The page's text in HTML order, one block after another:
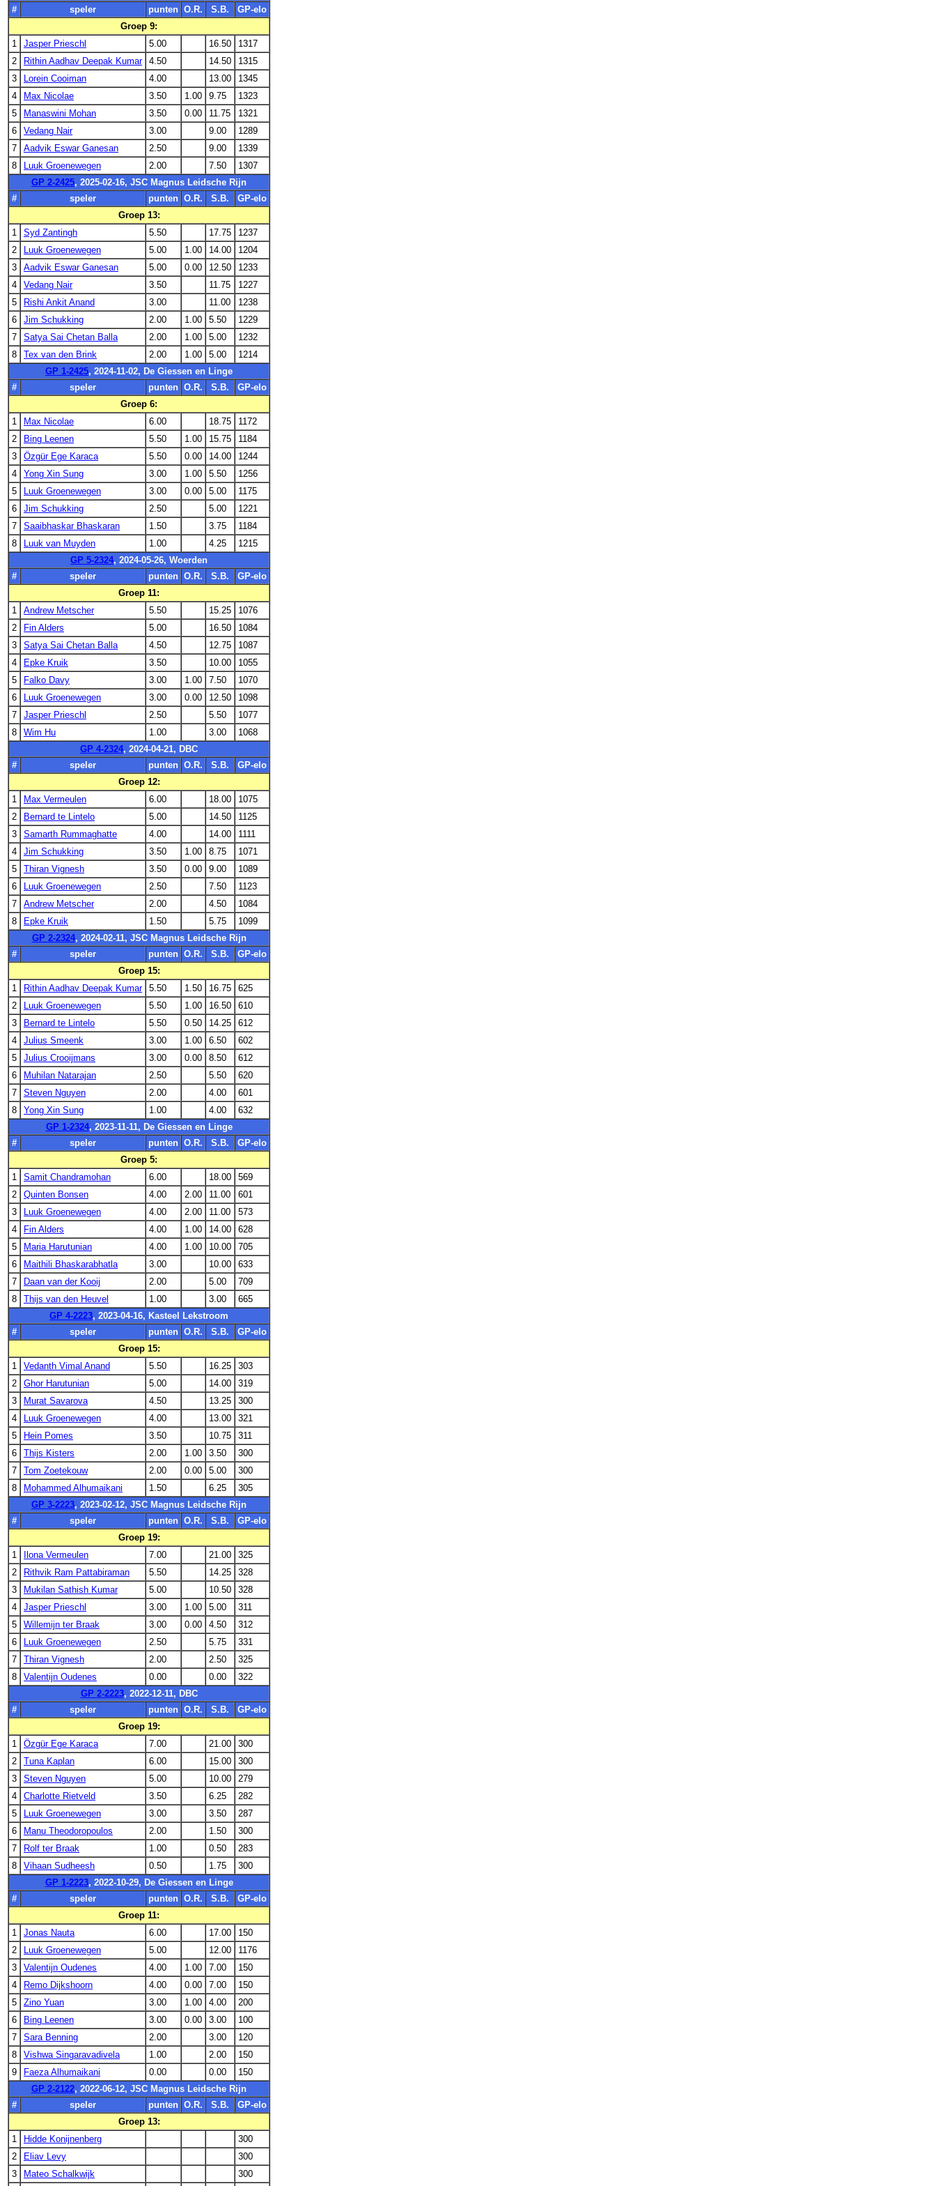
#
speler punten O.R. S.B.
GP-elo
Groep 9:
1
Jasper Prieschl 5.00 16.50
1317
2
Rithin Aadhav Deepak Kumar 4.50 14.50
1315
3
Lorein Cooiman 4.00 13.00
1345
4
Max Nicolae 3.50 1.00 9.75
1323
5
Manaswini Mohan 3.50 0.00 11.75
1321
6
Vedang Nair 3.00 9.00
1289
7
Aadvik Eswar Ganesan 2.50 9.00
1339
8
Luuk Groenewegen 2.00 7.50
1307
GP 2-2425, 2025-02-16, JSC Magnus Leidsche Rijn
#
speler punten O.R. S.B.
GP-elo
Groep 13:
1
Syd Zantingh 5.50 17.75
1237
2
Luuk Groenewegen 5.00 1.00 14.00
1204
3
Aadvik Eswar Ganesan 5.00 0.00 12.50
1233
4
Vedang Nair 3.50 11.75
1227
5
Rishi Ankit Anand 3.00 11.00
1238
6
Jim Schukking 2.00 1.00 5.50
1229
7
Satya Sai Chetan Balla 2.00 1.00 5.00
1232
8
Tex van den Brink 2.00 1.00 5.00
1214
GP 1-2425, 2024-11-02, De Giessen en Linge
#
speler punten O.R. S.B.
GP-elo
Groep 6:
1
Max Nicolae 6.00 18.75
1172
2
Bing Leenen 5.50 1.00 15.75
1184
3
Özgür Ege Karaca 5.50 0.00 14.00
1244
4
Yong Xin Sung 3.00 1.00 5.50
1256
5
Luuk Groenewegen 3.00 0.00 5.00
1175
6
Jim Schukking 2.50 5.00
1221
7
Saaibhaskar Bhaskaran 1.50 3.75
1184
8
Luuk van Muyden 1.00 4.25
1215
GP 5-2324, 2024-05-26, Woerden
#
speler punten O.R. S.B.
GP-elo
Groep 11:
1
Andrew Metscher 5.50 15.25
1076
2
Fin Alders 5.00 16.50
1084
3
Satya Sai Chetan Balla 4.50 12.75
1087
4
Epke Kruik 3.50 10.00
1055
5
Falko Davy 3.00 1.00 7.50
1070
6
Luuk Groenewegen 3.00 0.00 12.50
1098
7
Jasper Prieschl 2.50 5.50
1077
8
Wim Hu 1.00 3.00
1068
GP 4-2324, 2024-04-21, DBC
#
speler punten O.R. S.B.
GP-elo
Groep 12:
1
Max Vermeulen 6.00 18.00
1075
2
Bernard te Lintelo 5.00 14.50
1125
3
Samarth Rummaghatte 4.00 14.00
1111
4
Jim Schukking 3.50 1.00 8.75
1071
5
Thiran Vignesh 3.50 0.00 9.00
1089
6
Luuk Groenewegen 2.50 7.50
1123
7
Andrew Metscher 2.00 4.50
1084
8
Epke Kruik 1.50 5.75
1099
GP 2-2324, 2024-02-11, JSC Magnus Leidsche Rijn
#
speler punten O.R. S.B.
GP-elo
Groep 15:
1
Rithin Aadhav Deepak Kumar 5.50 1.50 16.75
625
2
Luuk Groenewegen 5.50 1.00 16.50
610
3
Bernard te Lintelo 5.50 0.50 14.25
612
4
Julius Smeenk 3.00 1.00 6.50
602
5
Julius Crooijmans 3.00 0.00 8.50
612
6
Muhilan Natarajan 2.50 5.50
620
7
Steven Nguyen 2.00 4.00
601
8
Yong Xin Sung 1.00 4.00
632
GP 1-2324, 2023-11-11, De Giessen en Linge
#
speler punten O.R. S.B.
GP-elo
Groep 5:
1
Samit Chandramohan 6.00 18.00
569
2
Quinten Bonsen 4.00 2.00 11.00
601
3
Luuk Groenewegen 4.00 2.00 11.00
573
4
Fin Alders 4.00 1.00 14.00
628
5
Maria Harutunian 4.00 1.00 10.00
705
6
Maithili Bhaskarabhatla 3.00 10.00
633
7
Daan van der Kooij 2.00 5.00
709
8
Thijs van den Heuvel 1.00 3.00
665
GP 4-2223, 2023-04-16, Kasteel Lekstroom
#
speler punten O.R. S.B.
GP-elo
Groep 15:
1
Vedanth Vimal Anand 5.50 16.25
303
2
Ghor Harutunian 5.00 14.00
319
3
Murat Savarova 4.50 13.25
300
4
Luuk Groenewegen 4.00 13.00
321
5
Hein Pomes 3.50 10.75
311
6
Thijs Kisters 2.00 1.00 3.50
300
7
Tom Zoetekouw 2.00 0.00 5.00
300
8
Mohammed Alhumaikani 1.50 6.25
305
GP 3-2223, 2023-02-12, JSC Magnus Leidsche Rijn
#
speler punten O.R. S.B.
GP-elo
Groep 19:
1
Ilona Vermeulen 7.00 21.00
325
2
Rithvik Ram Pattabiraman 5.50 14.25
328
3
Mukilan Sathish Kumar 5.00 10.50
328
4
Jasper Prieschl 3.00 1.00 5.00
311
5
Willemijn ter Braak 3.00 0.00 4.50
312
6
Luuk Groenewegen 2.50 5.75
331
7
Thiran Vignesh 2.00 2.50
325
8
Valentijn Oudenes 0.00 0.00
322
GP 2-2223, 2022-12-11, DBC
#
speler punten O.R. S.B.
GP-elo
Groep 19:
1
Özgür Ege Karaca 7.00 21.00
300
2
Tuna Kaplan 6.00 15.00
300
3
Steven Nguyen 5.00 10.00
279
4
Charlotte Rietveld 3.50 6.25
282
5
Luuk Groenewegen 3.00 3.50
287
6
Manu Theodoropoulos 2.00 1.50
300
7
Rolf ter Braak 1.00 0.50
283
8
Vihaan Sudheesh 0.50 1.75
300
GP 1-2223, 2022-10-29, De Giessen en Linge
#
speler punten O.R. S.B.
GP-elo
Groep 11:
1
Jonas Nauta 6.00 17.00
150
2
Luuk Groenewegen 5.00 12.00
1176
3
Valentijn Oudenes 4.00 1.00 7.00
150
4
Remo Dijkshoorn 4.00 0.00 7.00
150
5
Zino Yuan 3.00 1.00 4.00
200
6
Bing Leenen 3.00 0.00 3.00
100
7
Sara Benning 2.00 3.00
120
8
Vishwa Singaravadivela 1.00 2.00
150
9
Faeza Alhumaikani 0.00 0.00
150
GP 2-2122, 2022-06-12, JSC Magnus Leidsche Rijn
#
speler punten O.R. S.B.
GP-elo
Groep 13:
1
Hidde Konijnenberg
300
2
Eliav Levy
300
3
Mateo Schalkwijk 300